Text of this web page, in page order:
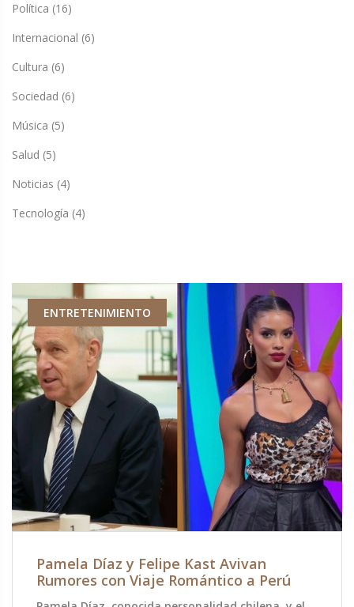
Política (16)
Internacional (6)
Cultura (6)
Sociedad (6)
Música (5)
Salud (5)
Noticias (4)
Tecnología (4)
ENTRETENIMIENTO
Pamela Díaz y Felipe Kast Avivan
Rumores con Viaje Romántico a Perú